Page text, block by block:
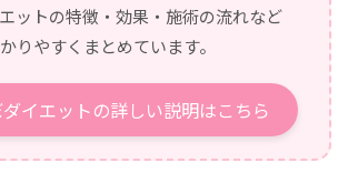
ットの特徴・効果・施術の流れなど
りやすくまとめています。
イエットの詳しい説明はこちら